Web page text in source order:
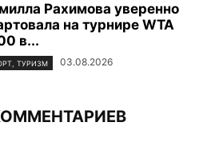
Рахимова уверенно
на турнире WTA
в...
ТУРИЗМ 03.08.2026